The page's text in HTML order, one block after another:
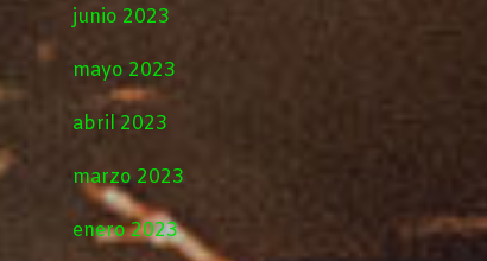
junio 2023
mayo 2023
abril 2023
marzo 2023
enero 2023